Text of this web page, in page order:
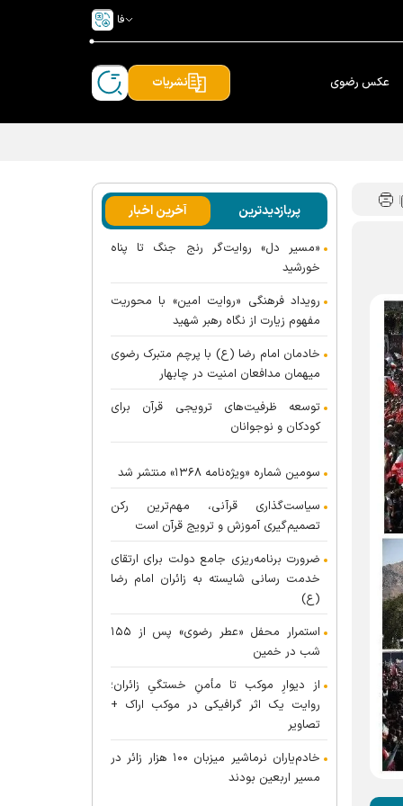
فا
عکس رضوی نشریات
پربازدیدترین آخرین اخبار
«مسیر دل» روایت‌گر رنج جنگ تا پناه
خورشید
رویداد فرهنگی «روایت امین» با محوریت
مفهوم زیارت از نگاه رهبر شهید
خادمان امام رضا (ع) با پرچم متبرک رضوی
میهمان مدافعان امنیت در چابهار
توسعه ظرفیت‌های ترویجی قرآن برای
کودکان و نوجوانان
سومین شماره «ویژه‌نامه ۱۳۶۸» منتشر شد
سیاست‌گذاری قرآنی، مهم‌ترین رکن
تصمیم‌گیری آموزش و ترویج قرآن است
ضرورت برنامه‌ریزی جامع دولت برای ارتقای
خدمت رسانی شایسته به زائران امام رضا
(ع)
استمرار محفل «عطر رضوی» پس از ۱۵۵
شب در خمین
از دیوارِ موکب تا مأمنِ خستگیِ زائران؛
روایت یک اثر گرافیکی در موکب اراک +
تصاویر
خادم‌یاران نرماشیر میزبان ۱۰۰ هزار زائر در
مسیر اربعین بودند